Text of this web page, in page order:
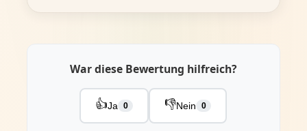
War diese Bewertung hilfreich?
👍Ja 0 👎Nein 0